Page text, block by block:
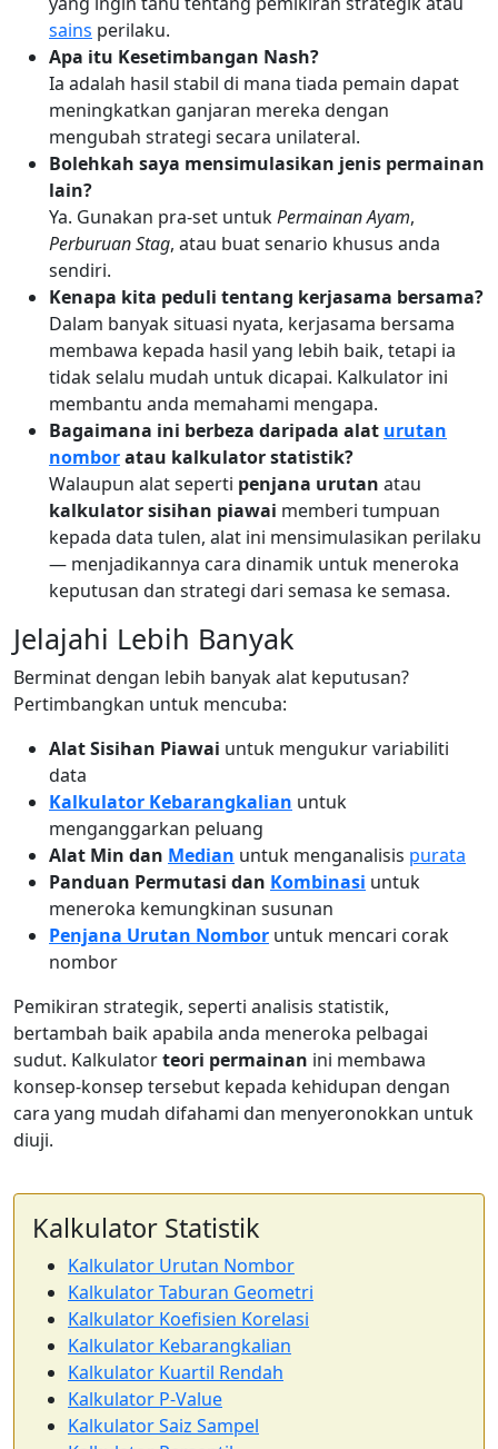
sains perilaku.
Apa itu Kesetimbangan Nash?
Ia adalah hasil stabil di mana tiada pemain dapat
meningkatkan ganjaran mereka dengan
mengubah strategi secara unilateral.
Bolehkah saya mensimulasikan jenis permainan
lain?
Ya. Gunakan pra-set untukPermainan Ayam,
Perburuan Stag, atau buat senario khusus anda
sendiri.
Kenapa kita peduli tentang kerjasama bersama?
Dalam banyak situasi nyata, kerjasama bersama
membawa kepada hasil yang lebih baik, tetapi ia
tidak selalu mudah untuk dicapai. Kalkulator ini
membantu anda memahami mengapa.
Bagaimana ini berbeza daripada alat urutan
nomboratau kalkulator statistik?
Walaupun alat seperti penjana urutan atau
kalkulator sisihan piawai memberi tumpuan
kepada data tulen, alat ini mensimulasikan perilaku
— menjadikannya cara dinamik untuk meneroka
keputusan dan strategi dari semasa ke semasa.
Jelajahi Lebih Banyak
Berminat dengan lebih banyak alat keputusan?
Pertimbangkan untuk mencuba:
Alat Sisihan Piawai untuk mengukur variabiliti
data
Kalkulator Kebarangkalian untuk
menganggarkan peluang
Alat Min dan Median untuk menganalisis purata
Panduan Permutasi dan Kombinasi untuk
meneroka kemungkinan susunan
Penjana Urutan Nombor untuk mencari corak
nombor
Pemikiran strategik, seperti analisis statistik,
bertambah baik apabila anda meneroka pelbagai
sudut. Kalkulatorteori permainan ini membawa
konsep-konsep tersebut kepada kehidupan dengan
cara yang mudah difahami dan menyeronokkan untuk
diuji.
Kalkulator Statistik
Kalkulator Urutan Nombor
Kalkulator Taburan Geometri
Kalkulator Koefisien Korelasi
Kalkulator Kebarangkalian
Kalkulator Kuartil Rendah
Kalkulator P-Value
Kalkulator Saiz Sampel